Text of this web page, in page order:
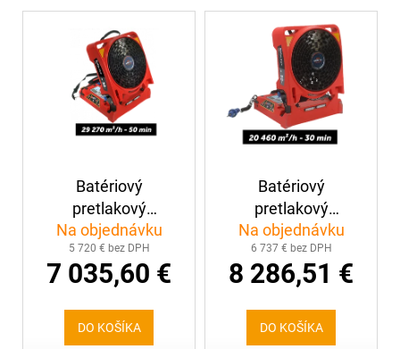
o
V
Batériový
pretlakový
ventilátor LEADER
BATFAN 3 LI+ s
vymeniteľnou
Na objednávku
5 720 € bez DPH
7 035,60 €
DO KOŠÍKA
Batériový
pretlakový
ventilátor LEADER
BATFAN 4 LI+
(30min) s
lítiovou batériou
Na objednávku
6 737 € bez DPH
8 286,51 €
DO KOŠÍKA
č
ZÁSAHOVÁ
POLOSPOJKAMI
191,78